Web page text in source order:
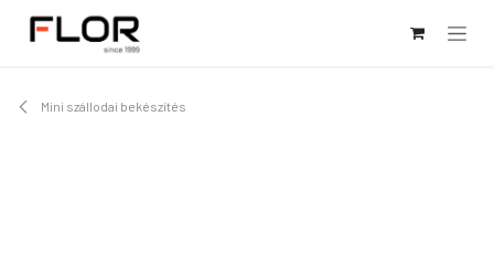
Mini szállodai bekészítés